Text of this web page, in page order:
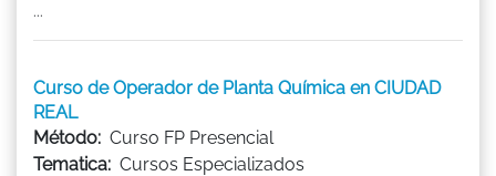
...
Curso de Operador de Planta Química en CIUDAD
REAL
Método: Curso FP Presencial
Tematica: Cursos Especializados